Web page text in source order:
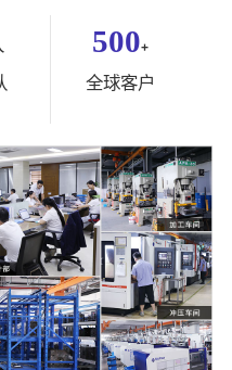
500+
全球客户
㎡
州1